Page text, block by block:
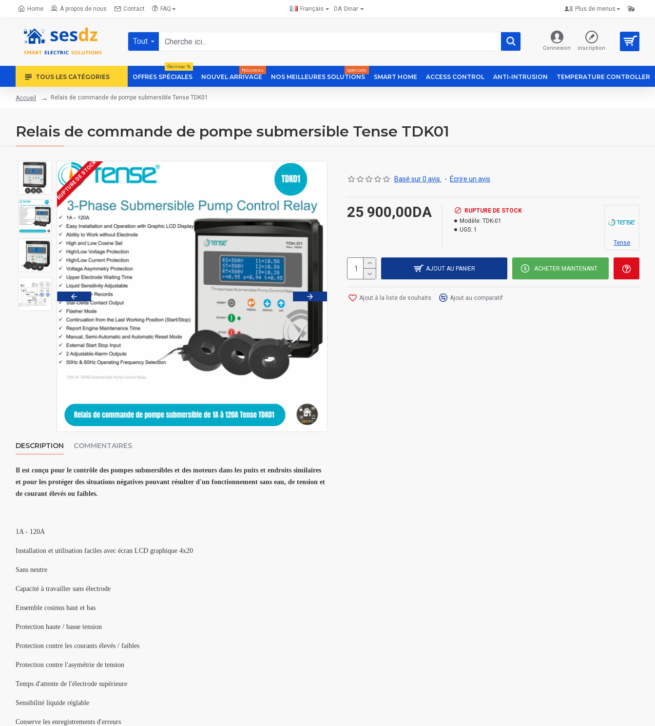
Home À propos de nous Contact FAQ Français DA Dinar Plus de menus
Tout
Connexion inscription
TOUS LES CATÉGORIES OFFRES SPÉCIALES
Remise %
NOUVEL ARRIVAGE
Nouveau
NOS MEILLEURES SOLUTIONS
spéciale
SMART HOME ACCESS CONTROL ANTI-INTRUSION TEMPERATURE CONTROLLER
Accueil Relais de commande de pompe submersible Tense TDK01
Relais de commande de pompe submersible Tense TDK01
RUPTURE DE STOCK
DESCRIPTION COMMENTAIRES
Il est conçu pour le contrôle des pompes submersibles et des moteurs dans les puits et endroits similaires
et pour les protéger des situations négatives pouvant résulter d'un fonctionnement sans eau, de tension et
de courant élevés ou faibles.
1A - 120A
Installation et utilisation faciles avec écran LCD graphique 4x20
Sans neutre
Capacité à travailler sans électrode
Ensemble cosinus haut et bas
Protection haute / basse tension
Protection contre les courants élevés / faibles
Protection contre l'asymétrie de tension
Temps d'attente de l'électrode supérieure
Sensibilité liquide réglable
Conserve les enregistrements d'erreurs
Basé sur 0 avis. - Écrire un avis
25 900,00DA
RUPTURE DE STOCK
Modèle: TDK-01
UGS: 1
Tense
AJOUT AU PANIER ACHETER MAINTENANT
Ajout à la liste de souhaits Ajout au comparatif